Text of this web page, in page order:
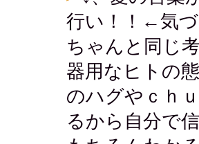
行い！！←気
ちゃんと同じ
器用なヒトの
のハグやｃｈ
るから自分で